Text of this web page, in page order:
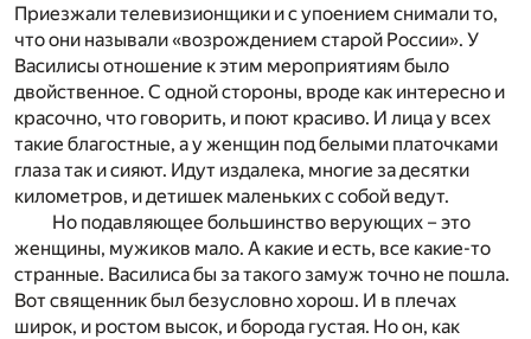
Приезжали телевизионщики и с упоением снимали то,
что они называли «возрождением старой России». У
Василисы отношение к этим мероприятиям было
двойственное. С одной стороны, вроде как интересно и
красочно, что говорить, и поют красиво. И лица у всех
такие благостные, а у женщин под белыми платочками
глаза так и сияют. Идут издалека, многие за десятки
километров, и детишек маленьких с собой ведут.
Но подавляющее большинство верующих – это
женщины, мужиков мало. А какие и есть, все какие-то
странные. Василиса бы за такого замуж точно не пошла.
Вот священник был безусловно хорош. И в плечах
широк, и ростом высок, и борода густая. Но он, как